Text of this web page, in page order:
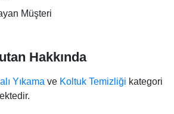
Müşteri
Hakkında
Yıkama ve Koltuk Temizliği kategori